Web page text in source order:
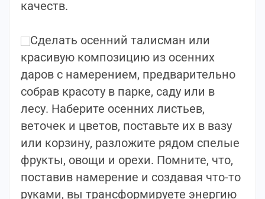
качеств.
Сделать осенний талисман или
красивую композицию из осенних
даров с намерением, предварительно
собрав красоту в парке, саду или в
лесу. Наберите осенних листьев,
веточек и цветов, поставьте их в вазу
или корзину, разложите рядом спелые
фрукты, овощи и орехи. Помните, что,
поставив намерение и создавая что-то
руками, вы трансформируете энергию